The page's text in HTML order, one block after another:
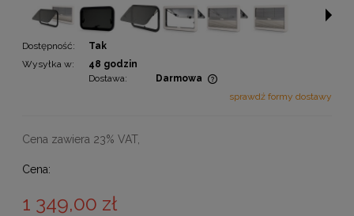
Dostępność:
Tak
Wysyłka w:
48 godzin
Dostawa:
Darmowa
Cena nie zawiera ewentualnych kosztów płatności
sprawdź formy dostawy
Cena zawiera 23% VAT,
Cena:
1 349,00 zł